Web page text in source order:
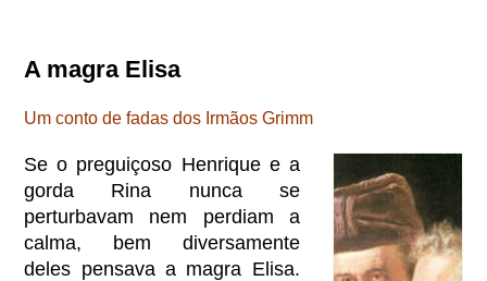
A magra Elisa
Um conto de fadas dos Irmãos Grimm
Se o preguiçoso Henrique e a
gorda Rina nunca se
perturbavam nem perdiam a
calma, bem diversamente
deles pensava a magra Elisa.